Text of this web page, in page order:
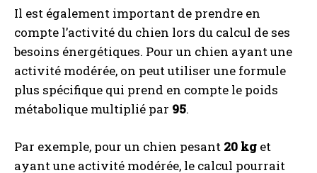
Il est également important de prendre en
compte l’activité du chien lors du calcul de ses
besoins énergétiques. Pour un chien ayant une
activité modérée, on peut utiliser une formule
plus spécifique qui prend en compte le poids
métabolique multiplié par 95.
Par exemple, pour un chien pesant 20 kg et
ayant une activité modérée, le calcul pourrait